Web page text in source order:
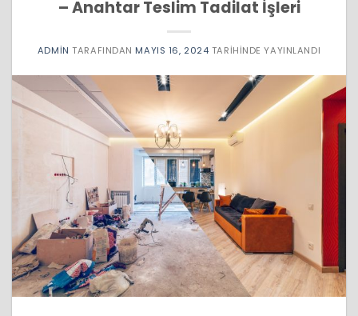
– Anahtar Teslim Tadilat İşleri
ADMIN TARAFINDAN MAYIS 16, 2024 TARIHINDE YAYINLANDI